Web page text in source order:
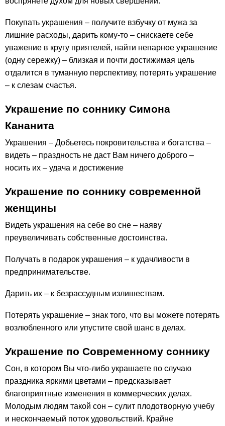
Покупать украшения – получите взбучку от мужа за
лишние расходы, дарить кому-то – снискаете себе
уважение в кругу приятелей, найти непарное украшение
(одну сережку) – близкая и почти достижимая цель
отдалится в туманную перспективу, потерять украшение
– к слезам счастья.
Украшение по соннику Симона
Кананита
Украшения – Добьетесь покровительства и богатства –
видеть – праздность не даст Вам ничего доброго –
носить их – удача и достижение
Украшение по соннику современной
женщины
Видеть украшения на себе во сне – наяву
преувеличивать собственные достоинства.
Получать в подарок украшения – к удачливости в
предпринимательстве.
Дарить их – к безрассудным излишествам.
Потерять украшение – знак того, что вы можете потерять
возлюбленного или упустите свой шанс в делах.
Украшение по Современному соннику
Сон, в котором Вы что-либо украшаете по случаю
праздника яркими цветами – предсказывает
благоприятные изменения в коммерческих делах.
Молодым людям такой сон – сулит плодотворную учебу
и нескончаемый поток удовольствий. Крайне